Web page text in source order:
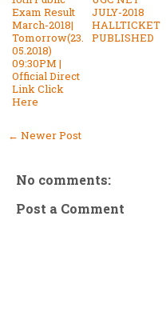
Exam Result
March-2018|
Tomorrow(23.
05.2018)
09:30PM |
Official Direct
Link Click
Here
JULY-2018
HALLTICKET
PUBLISHED
← Newer Post
No comments:
Post a Comment